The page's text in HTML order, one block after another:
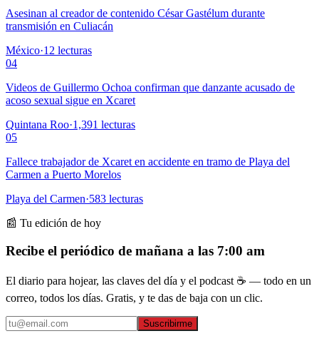
Asesinan al creador de contenido César Gastélum durante
transmisión en Culiacán
México·12 lecturas
04
Videos de Guillermo Ochoa confirman que danzante acusado de
acoso sexual sigue en Xcaret
Quintana Roo·1,391 lecturas
05
Fallece trabajador de Xcaret en accidente en tramo de Playa del
Carmen a Puerto Morelos
Playa del Carmen·583 lecturas
📰 Tu edición de hoy
Recibe el periódico de mañana a las 7:00 am
El diario para hojear, las claves del día y el podcast ☕ — todo en un
correo, todos los días. Gratis, y te das de baja con un clic.
Suscribirme